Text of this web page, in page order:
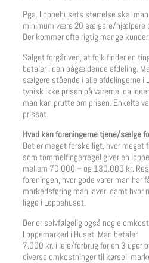
Pga. Loppehusets størrelse skal
minimum være 20 sælgere/hjælpere
Der kommer ofte rigtig mange
Salget forgår ved, at folk finder en
betaler i den pågældende afdeling.
sælgere stående i alle afdelingerne i
typisk ikke prisen på varerne, da
man kan prutte om prisen. Enkelte
prissat.
Hvad kan foreningerne tjene/sælge
Det er meget forskelligt, hvor meget
som tommelfingerregel giver en
mellem 70.000 – og 130.000 kr.
foreningen, hvor gode varer man har
markedsføring man laver, samt hvor
ligge i Loppehuset.
Der er selvfølgelig også nogle
Loppemarked i Huset. Man betaler
7.000 kr. i leje/forbrug for en 3 uger
diverse omkostninger til kørsel,